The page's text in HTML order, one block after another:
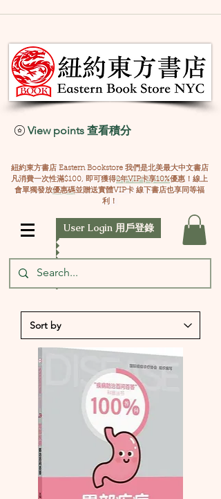
View points 查看積分
紐約東方書店 Eastern Bookstore 我們是北美最大中文書店
凡消費一次性滿$100, 即可獲得2年VIP卡享10%優惠！線上
會單獨發放優惠碼並贈送實體VIP卡 線下書店也享同等福
利！
User Login 用戶登錄